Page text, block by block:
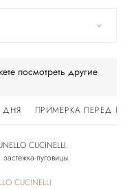
посмотреть другие
ДНЯ ПРИМЕРКА ПЕРЕД
CUCINELLI.
CUCINELLI